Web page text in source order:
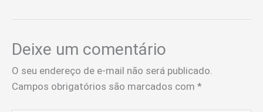
Deixe um comentário
O seu endereço de e-mail não será publicado.
Campos obrigatórios são marcados com *